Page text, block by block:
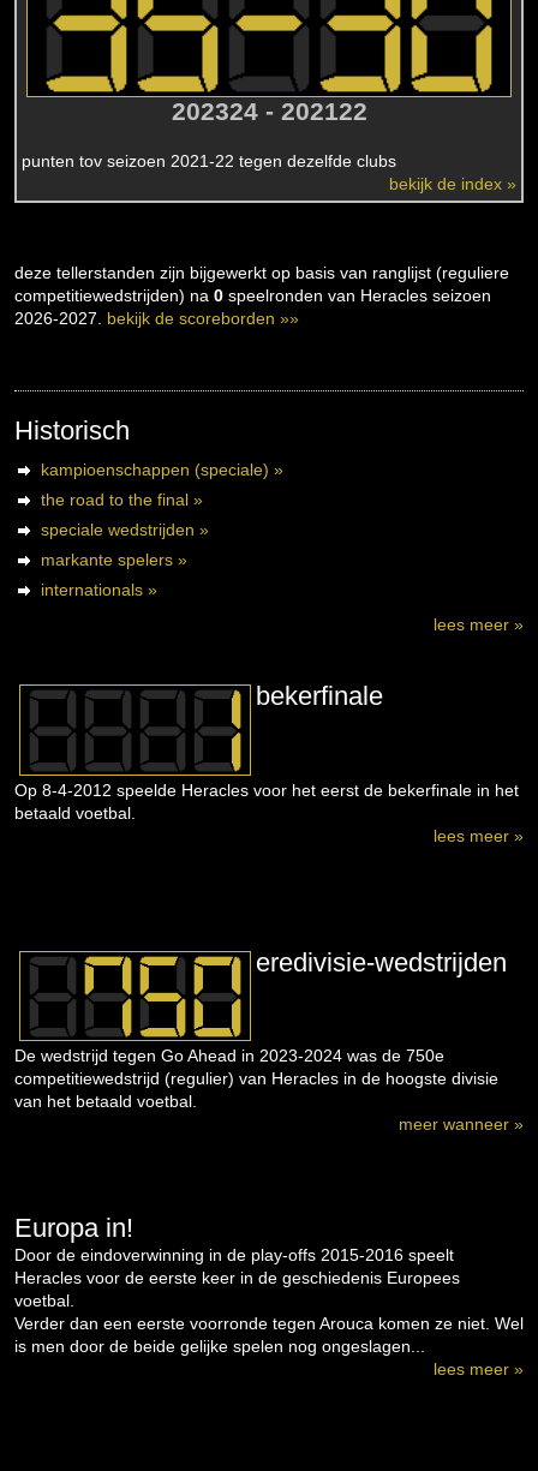
202324 - 202122
punten tov seizoen 2021-22 tegen dezelfde clubs
bekijk de index »
deze tellerstanden zijn bijgewerkt op basis van ranglijst (reguliere
competitiewedstrijden) na 0 speelronden van Heracles seizoen
2026-2027. bekijk de scoreborden »»
Historisch
kampioenschappen (speciale) »
the road to the final »
speciale wedstrijden »
markante spelers »
internationals »
lees meer »
bekerfinale
Op 8-4-2012 speelde Heracles voor het eerst de bekerfinale in het
betaald voetbal.
lees meer »
eredivisie-wedstrijden
De wedstrijd tegen Go Ahead in 2023-2024 was de 750e
competitiewedstrijd (regulier) van Heracles in de hoogste divisie
van het betaald voetbal.
meer wanneer »
Europa in!
Door de eindoverwinning in de play-offs 2015-2016 speelt
Heracles voor de eerste keer in de geschiedenis Europees
voetbal.
Verder dan een eerste voorronde tegen Arouca komen ze niet. Wel
is men door de beide gelijke spelen nog ongeslagen...
lees meer »